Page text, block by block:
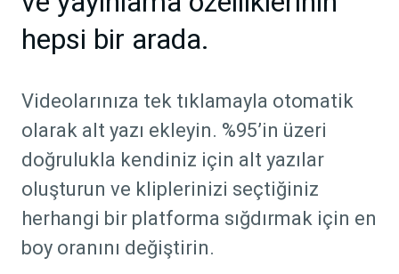
hepsi bir arada.
Videolarınıza tek tıklamayla otomatik
olarak alt yazı ekleyin. %95’in üzeri
doğrulukla kendiniz için alt yazılar
oluşturun ve kliplerinizi seçtiğiniz
herhangi bir platforma sığdırmak için en
boy oranını değiştirin.